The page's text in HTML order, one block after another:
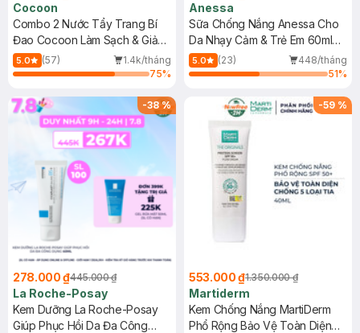
Cocoon
Combo 2 Nước Tẩy Trang Bí
Đao Cocoon Làm Sạch & Giảm
Dầu 500ml
5.0 (57)
1.4k/tháng
75%
Anessa
Sữa Chống Nắng Anessa Cho
Da Nhạy Cảm & Trẻ Em 60ml
(Mới)
5.0 (23)
448/tháng
51%
-38%
278.000 ₫445.000 ₫
La Roche-Posay
Kem Dưỡng La Roche-Posay
Giúp Phục Hồi Da Đa Công
-59 %
553.000 ₫1.350.000 ₫
Martiderm
Kem Chống Nắng MartiDerm
Phổ Rộng Bảo Vệ Toàn Diện